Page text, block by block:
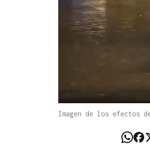
Imagen de los efectos